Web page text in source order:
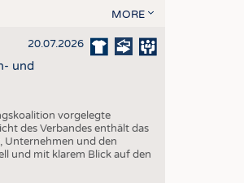
MORE
20.07.2026
und
vorgelegte
des Verbandes enthält das
Unternehmen und den
und mit klarem Blick auf den